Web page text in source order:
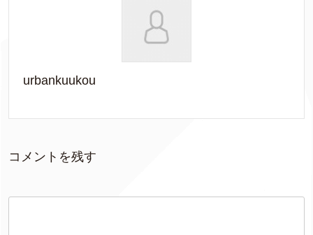
urbankuukou
コメントを残す